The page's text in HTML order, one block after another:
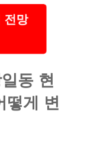
전망
동 현
떻게 변